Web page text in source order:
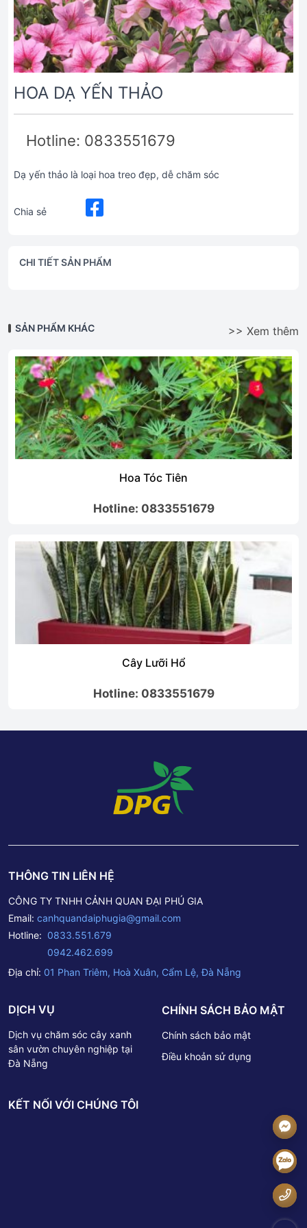
HOA DẠ YẾN THẢO
Hotline: 0833551679
Dạ yến thảo là loại hoa treo đẹp, dễ chăm sóc
Chia sẻ
CHI TIẾT SẢN PHẨM
SẢN PHẨM KHÁC >> Xem thêm
Hoa Tóc Tiên
Hotline: 0833551679
Cây Lưỡi Hổ
Hotline: 0833551679
THÔNG TIN LIÊN HỆ
CÔNG TY TNHH CẢNH QUAN ĐẠI PHÚ GIA
Email: canhquandaiphugia@gmail.com
Hotline: 0833.551.679
0942.462.699
Địa chỉ: 01 Phan Triêm, Hoà Xuân, Cẩm Lệ, Đà Nẵng
DỊCH VỤ
Dịch vụ chăm sóc cây xanh
sân vườn chuyên nghiệp tại
Đà Nẵng
CHÍNH SÁCH BẢO MẬT
Chính sách bảo mật
Điều khoản sử dụng
KẾT NỐI VỚI CHÚNG TÔI